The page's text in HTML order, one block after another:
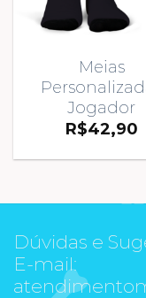
Meias
Jogador
R$42,90
Dúvidas e
E-mail: